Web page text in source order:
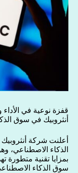
أنثروبيك في سوق
أعلنت شركة
بمزايا تقنية متطورة
سوق الذكاء